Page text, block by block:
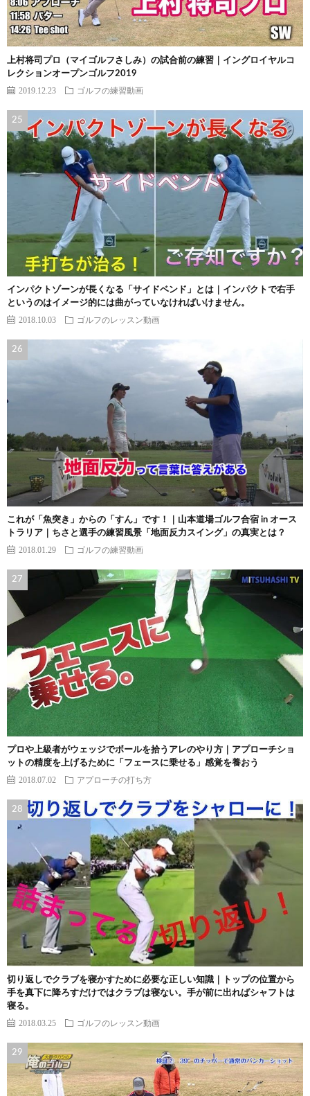
上村将司プロ（マイゴルフさしみ）の試合前の練習｜イングロイヤルコ
レクションオープンゴルフ2019
2019.12.23 ゴルフの練習動画
インパクトゾーンが長くなる「サイドベンド」とは｜インパクトで右手
というのはイメージ的には曲がっていなければいけません。
2018.10.03 ゴルフのレッスン動画
これが「魚突き」からの「すん」です！｜山本道場ゴルフ合宿 in オース
トラリア｜ちさと選手の練習風景「地面反力スイング」の真実とは？
2018.01.29 ゴルフの練習動画
プロや上級者がウェッジでボールを拾うアレのやり方｜アプローチショ
ットの精度を上げるために「フェースに乗せる」感覚を養おう
2018.07.02 アプローチの打ち方
切り返しでクラブを寝かすために必要な正しい知識｜トップの位置から
手を真下に降ろすだけではクラブは寝ない。手が前に出ればシャフトは
寝る。
2018.03.25 ゴルフのレッスン動画